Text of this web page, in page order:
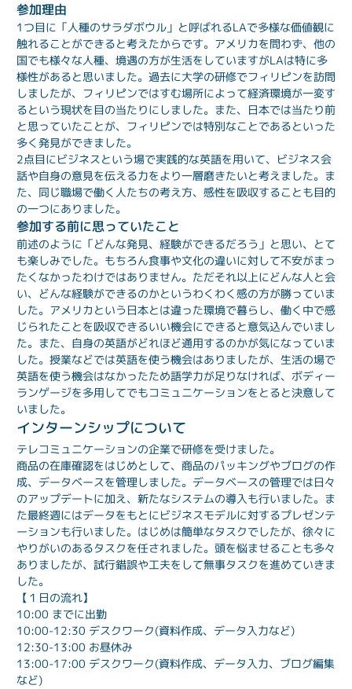
参加理由
1つ目に「人種のサラダボウル」と呼ばれるLAで多様な価値観に
触れることができると考えたからです。アメリカを問わず、他の
国でも様々な人種、境遇の方が生活をしていますがLAは特に多
様性があると思いました。過去に大学の研修でフィリピンを訪問
しましたが、フィリピンではすむ場所によって経済環境が一変す
るという現状を目の当たりにしました。また、日本では当たり前
と思っていたことが、フィリピンでは特別なことであるといった
多く発見ができました。
2点目にビジネスという場で実践的な英語を用いて、ビジネス会
話や自身の意見を伝える力をより一層磨きたいと考えました。ま
た、同じ職場で働く人たちの考え方、感性を吸収することも目的
の一つにありました。
参加する前に思っていたこと
前述のように「どんな発見、経験ができるだろう」と思い、とて
も楽しみでした。もちろん食事や文化の違いに対して不安がまっ
たくなかったわけではありません。ただそれ以上にどんな人と会
い、どんな経験ができるのかというわくわく感の方が勝っていま
した。アメリカという日本とは違った環境で暮らし、働く中で感
じられたことを吸収できるいい機会にできると意気込んでいまし
た。また、自身の英語がどれほど通用するのかが気になっていま
した。授業などでは英語を使う機会はありましたが、生活の場で
英語を使う機会はなかったため語学力が足りなければ、ボディー
ランゲージを多用してでもコミュニケーションをとると決意して
いました。
インターンシップについて
テレコミュニケーションの企業で研修を受けました。
商品の在庫確認をはじめとして、商品のパッキングやブログの作
成、データベースを管理しました。データベースの管理では日々
のアップデートに加え、新たなシステムの導入も行いました。ま
た最終週にはデータをもとにビジネスモデルに対するプレゼンテ
ーションも行いました。はじめは簡単なタスクでしたが、徐々に
やりがいのあるタスクを任されました。頭を悩ませることも多々
ありましたが、試行錯誤や工夫をして無事タスクを進めていきま
した。
【１日の流れ】
10:00 までに出勤
10:00-12:30 デスクワーク(資料作成、データ入力など)
12:30-13:00 お昼休み
13:00-17:00 デスクワーク(資料作成、データ入力、ブログ編集
など)